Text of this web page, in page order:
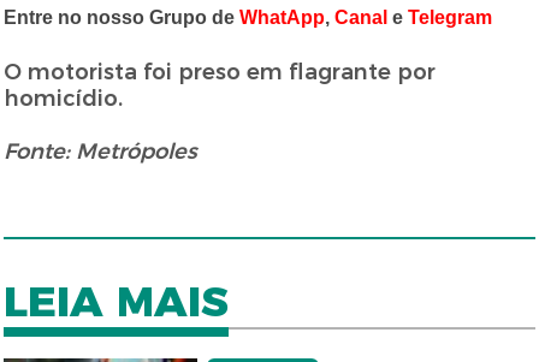
Entre no nosso Grupo deWhatApp,Canal eTelegram
O motorista foi preso em flagrante por
homicídio.
Fonte: Metrópoles
LEIA MAIS